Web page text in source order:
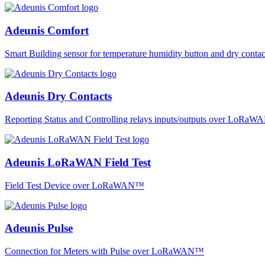
Adeunis Comfort
Smart Building sensor for temperature humidity button and dry
Adeunis Dry Contacts
Reporting Status and Controlling relays inputs/outputs over
Adeunis LoRaWAN Field Test
Field Test Device over LoRaWAN™
Adeunis Pulse
Connection for Meters with Pulse over LoRaWAN™